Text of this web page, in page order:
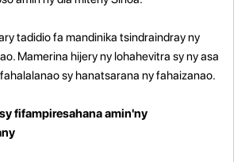
tadidio fa mandinika tsindraindray ny
Mamerina hijery ny lohahevitra sy ny asa
sy hanatsarana ny fahaizanao.
fifampiresahana amin'ny